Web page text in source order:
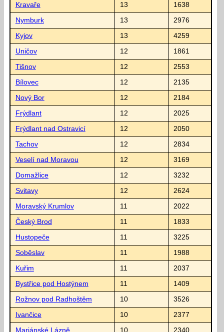
Kravaře 13 1638
Nymburk 13 2976
Kyjov 13 4259
Uničov 12 1861
Tišnov 12 2553
Bílovec 12 2135
Nový Bor 12 2184
Frýdlant 12 2025
Frýdlant nad Ostravicí 12 2050
Tachov 12 2834
Veselí nad Moravou 12 3169
Domažlice 12 3232
Svitavy 12 2624
Moravský Krumlov 11 2022
Český Brod 11 1833
Hustopeče 11 3225
Soběslav 11 1988
Kuřim 11 2037
Bystřice pod Hostýnem 11 1409
Rožnov pod Radhoštěm 10 3526
Ivančice 10 2377
Mariánské Lázně 10 2340